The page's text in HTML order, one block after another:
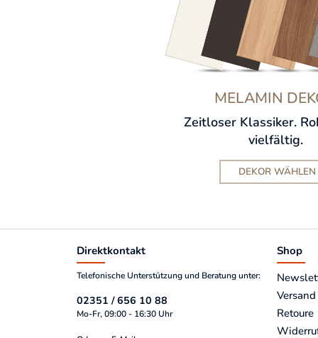
MELAMIN
Zeitloser Klassiker.
vielfältig.
DEKOR WÄHLEN
Direktkontakt
Telefonische Unterstützung und Beratung unter:
02351 / 656 10 88
Mo-Fr, 09:00 - 16:30 Uhr
Shop
Retoure